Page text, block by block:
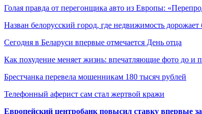
Голая правда от перегонщика авто из Европы:
Назван белорусский город, где недвижимость
Сегодня в Беларуси впервые отмечается День отца
Как похудение меняет жизнь: впечатляющие фото до и
Брестчанка перевела мошенникам 180 тысяч рублей
Телефонный аферист сам стал жертвой кражи
Европейский центробанк повысил ставку впервые